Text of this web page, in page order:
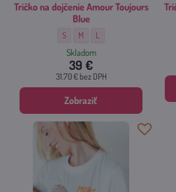
Tričko na dojčenie Amour Toujours
Blue
Tričko na dojčenie Amour Toujours
S Tričko na dojčenie Amour
M Tričko na dojčenie
L
Skladom
39 €
31.70 €bez DPH
Zobraziť